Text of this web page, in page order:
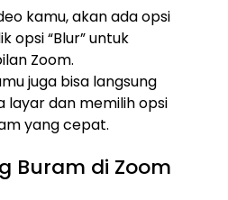
kamu, akan ada opsi
opsi “Blur” untuk
Zoom.
juga bisa langsung
layar dan memilih opsi
yang cepat.
Buram di Zoom